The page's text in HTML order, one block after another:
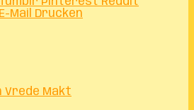
Mail Drucken
Vrede Makt